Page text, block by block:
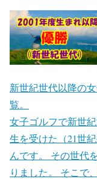
新世紀世代以降の
覧。
女子ゴルフで新世
生を受けた（21世
んです。 その世代
りました。 そこで